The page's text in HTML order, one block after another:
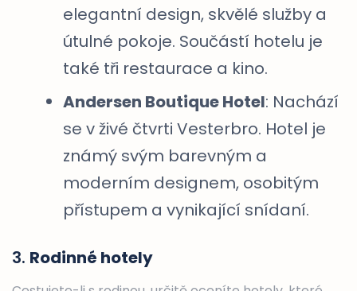
elegantní design, skvělé služby a
útulné pokoje. Součástí hotelu je
také tři restaurace a kino.
Andersen Boutique Hotel: Nachází
se v živé čtvrti Vesterbro. Hotel je
známý svým barevným a
moderním designem, osobitým
přístupem a vynikající snídaní.
3. Rodinné hotely